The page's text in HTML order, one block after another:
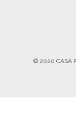
© 2020 CASA